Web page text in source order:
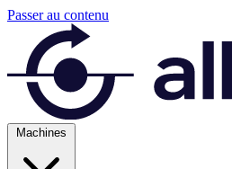
Passer au contenu
Machines